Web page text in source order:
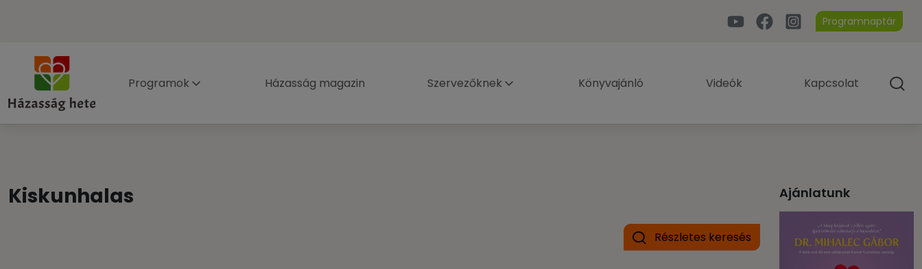
Programnaptár
Programok Házasság magazin Szervezőknek Könyvajánló Videók Kapcsolat
Kiskunhalas
Részletes keresés
Ajánlatunk